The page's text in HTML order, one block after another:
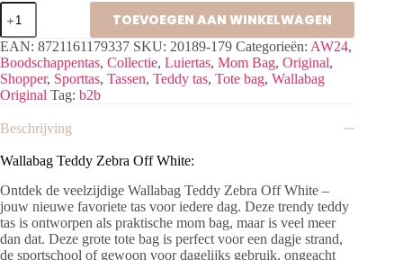
Wallabag
Teddy
Zebra
Off
White
aantal
TOEVOEGEN AAN WINKELWAGEN
EAN: 8721161179337 SKU: 20189-179 Categorieën: AW24,
Boodschappentas, Collectie, Luiertas, Mom Bag, Original,
Shopper, Sporttas, Tassen, Teddy tas, Tote bag, Wallabag
Original Tag: b2b
Beschrijving
Wallabag Teddy Zebra Off White:
Ontdek de veelzijdige Wallabag Teddy Zebra Off White –
jouw nieuwe favoriete tas voor iedere dag. Deze trendy teddy
tas is ontworpen als praktische mom bag, maar is veel meer
dan dat. Deze grote tote bag is perfect voor een dagje strand,
de sportschool of gewoon voor dagelijks gebruik, ongeacht